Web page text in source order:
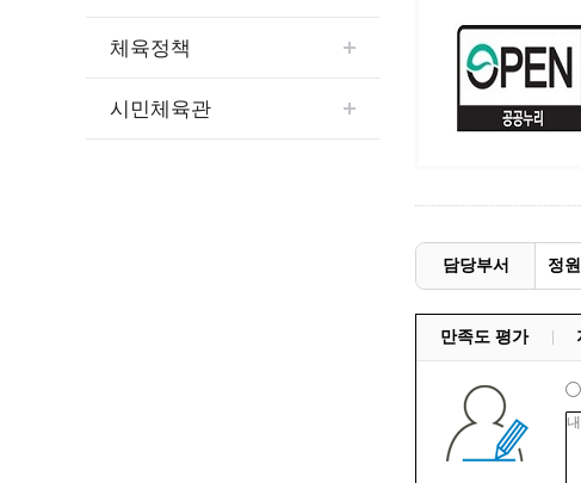
겸직허가 현황
주민자치센터
고향사랑기부제
세움터(건축 행정 시스템)
정보통신설비
정보통신 사
체육정책
시민체육관
담당부서 정
만족도 평가